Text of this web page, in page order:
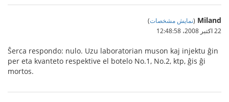
Miland
(نمایش مشخصات)
22 اکتبر 2008،‏ 12:48:58
Ŝerca respondo: nulo. Uzu laboratorian muson kaj injektu ĝin
per eta kvanteto respektive el botelo No.1, No.2, ktp, ĝis ĝi
mortos.